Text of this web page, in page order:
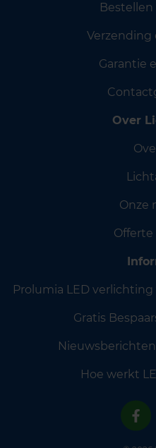
Verzending
Garantie
Over
Onze
Prolumia LED verlichting
Gratis
Nieuwsberichten
Hoe werkt